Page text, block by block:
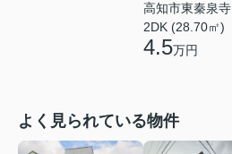
高知市東秦泉寺
2DK (28.70㎡)
4.5万円
よく見られている物件